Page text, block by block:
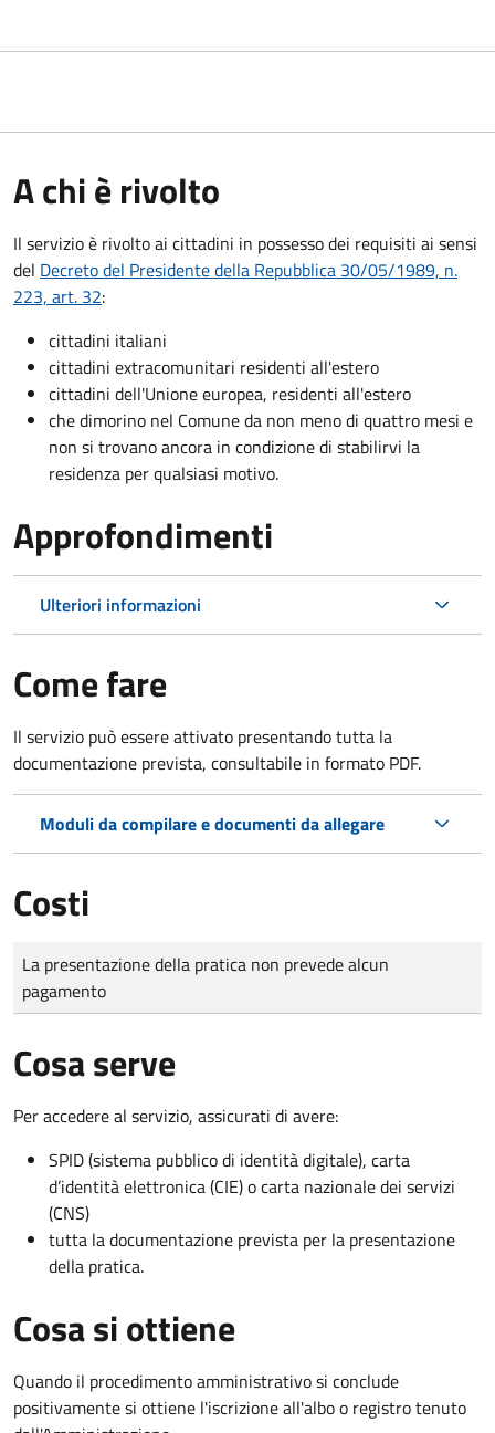
A chi è rivolto
Il servizio è rivolto ai cittadini in possesso dei requisiti ai sensi
del Decreto del Presidente della Repubblica 30/05/1989, n.
223, art. 32:
cittadini italiani
cittadini extracomunitari residenti all'estero
cittadini dell'Unione europea, residenti all'estero
che dimorino nel Comune da non meno di quattro mesi e
non si trovano ancora in condizione di stabilirvi la
residenza per qualsiasi motivo.
Approfondimenti
Ulteriori informazioni
Come fare
Il servizio può essere attivato presentando tutta la
documentazione prevista, consultabile in formato PDF.
Moduli da compilare e documenti da allegare
Costi
Tipo di pagamento
Importo
La presentazione della pratica non prevede alcun
pagamento
Cosa serve
Per accedere al servizio, assicurati di avere:
SPID (sistema pubblico di identità digitale), carta
d’identità elettronica (CIE) o carta nazionale dei servizi
(CNS)
tutta la documentazione prevista per la presentazione
della pratica.
Cosa si ottiene
Quando il procedimento amministrativo si conclude
positivamente si ottiene l'iscrizione all'albo o registro tenuto